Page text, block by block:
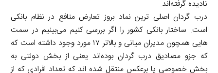
نادیده گرفته‌اند.
درب گردان اصلی ترین نماد بروز تعارض منافع در نظام بانکی
است. ساختار بانکی کشور را اگر بررسی کنیم می‌بینیم در سمت
هایی همچون مدیران میانی و بالاتر ۱۷ مورد وجود داشته است که
که جزو مصادیق درب گردان بوده‌اند یعنی از بخش دولتی به
بخش خصوصی یا برعکس منتقل شده اند که تعداد افرادی که از